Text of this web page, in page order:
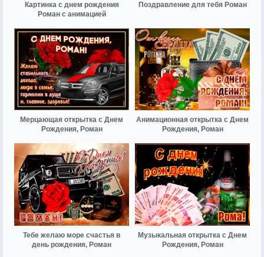
Картинка с днем рождения
Роман с анимацией
Поздравление для тебя Роман
Мерцающая открытка с Днем
Рождения, Роман
Анимационная открытка с Днем
Рождения, Роман
Тебе желаю море счастья в
день рождения, Роман
Музыкальная открытка с Днем
Рождения, Роман